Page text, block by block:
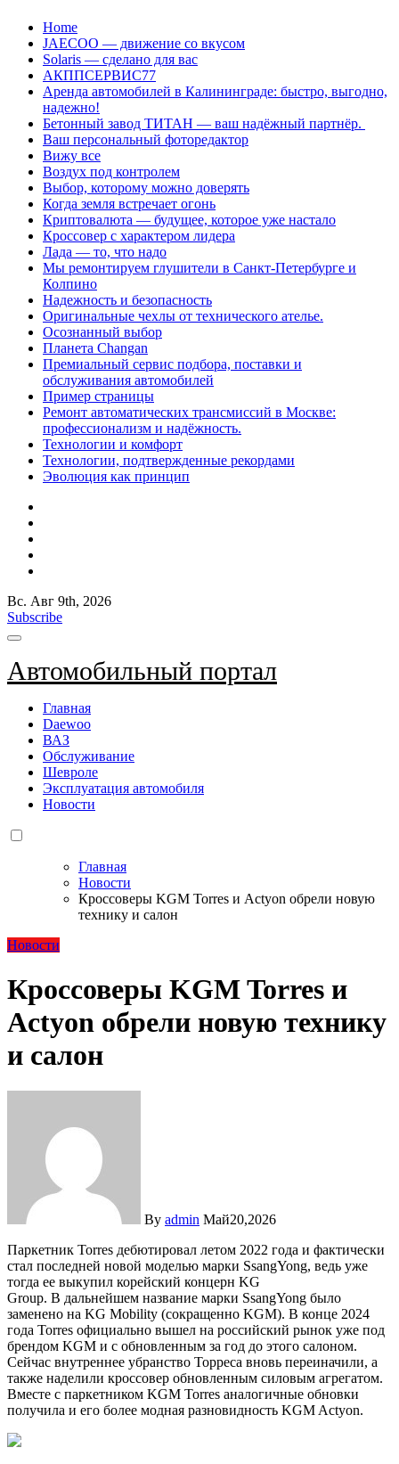
Перейти
содержанию
Home
JAECOO — движение со вкусом
Solaris — сделано для вас
АКППСЕРВИС77
Аренда автомобилей в Калининграде: быстро, выгодно,
надежно!
Бетонный завод ТИТАН — ваш надёжный партнёр.
Ваш персональный фоторедактор
Вижу все
Воздух под контролем
Выбор, которому можно доверять
Когда земля встречает огонь
Криптовалюта — будущее, которое уже настало
Кроссовер с характером лидера
Лада — то, что надо
Мы ремонтируем глушители в Санкт-Петербурге и
Колпино
Надежность и безопасность
Оригинальные чехлы от технического ателье.
Осознанный выбор
Планета Changan
Премиальный сервис подбора, поставки и
обслуживания автомобилей
Пример страницы
Ремонт автоматических трансмиссий в Москве:
профессионализм и надёжность.
Технологии и комфорт
Технологии, подтвержденные рекордами
Эволюция как принцип
Вс. Авг 9th, 2026
Subscribe
Автомобильный портал
Главная
Daewoo
ВАЗ
Обслуживание
Шевроле
Эксплуатация автомобиля
Новости
Главная
Новости
Кроссоверы KGM Torres и Actyon обрели новую
технику и салон
Новости
Кроссоверы KGM Torres и
Actyon обрели новую технику
и салон
By admin Май20,2026
Паркетник Torres дебютировал летом 2022 года и фактически
стал последней новой моделью марки SsangYong, ведь уже
тогда ее выкупил корейский концерн KG
Group. В дальнейшем название марки SsangYong было
заменено на KG Mobility (сокращенно KGM). В конце 2024
года Torres официально вышел на российский рынок уже под
брендом KGM и с обновленным за год до этого салоном.
Сейчас внутреннее убранство Торреса вновь переиначили, а
также наделили кроссовер обновленным силовым агрегатом.
Вместе с паркетником KGM Torres аналогичные обновки
получила и его более модная разновидность KGM Actyon.